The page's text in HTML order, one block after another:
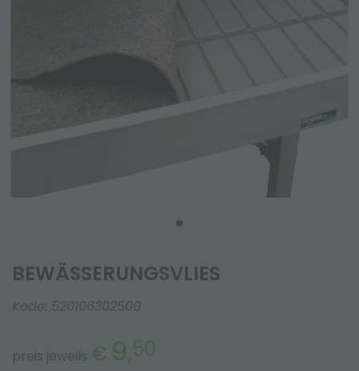
BEWÄSSERUNGSVLIES
Kode: 520106302500
preis jeweils € 9,50